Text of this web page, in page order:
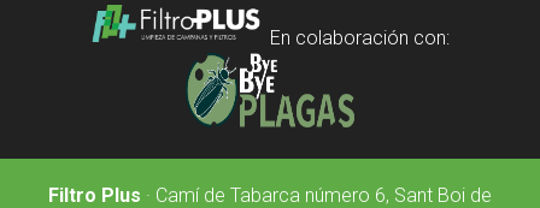
En colaboración con:
Filtro Plus · Camí de Tabarca número 6, Sant Boi de